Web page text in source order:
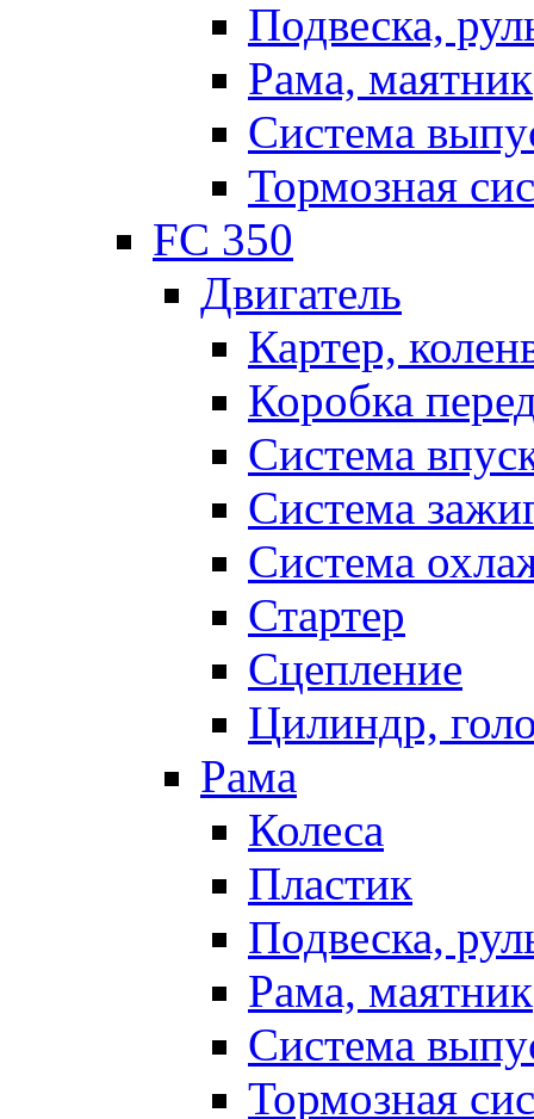
Подвеска,
Рама, маятник
Система
Тормозная
FC 350
Двигатель
Картер,
Коробка
Система
Система
Система
Стартер
Сцепление
Цилиндр,
Рама
Колеса
Пластик
Подвеска,
Рама, маятник
Система
Тормозная